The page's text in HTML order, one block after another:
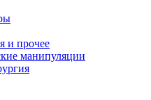
и прочее
манипуляции